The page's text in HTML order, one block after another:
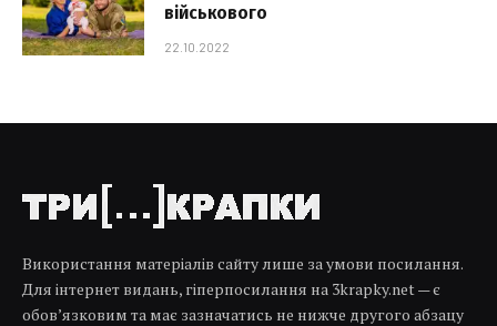
військового
22.10.2022
Використання матеріалів сайту лише за умови посилання.
Для інтернет видань, гіперпосилання на 3krapky.net — є
обов’язковим та має зазначатись не нижче другого абзацу